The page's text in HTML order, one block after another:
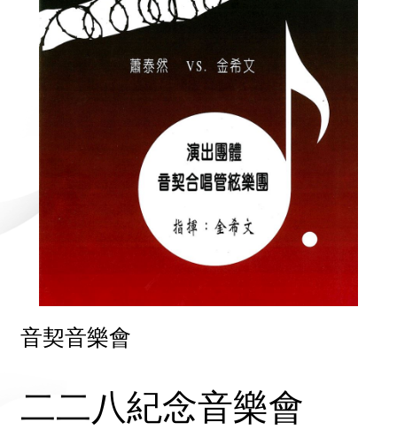
音契音樂會
二二八紀念音樂會